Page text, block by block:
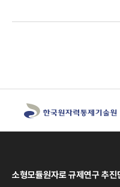
소형모듈원자로 규제연구 추진